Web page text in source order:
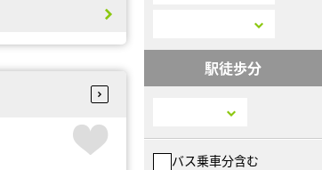
駅徒歩分
バス乗車分含む